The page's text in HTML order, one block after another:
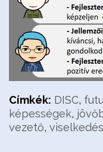
Címkék: DISC,
képességek,
vezető,